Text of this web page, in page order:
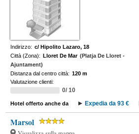
Indirizzo: c/ Hipolito Lazaro, 18
Città (Zona): Lloret De Mar (Platja De Lloret -
Ajuntament)
Distanza dal centro città: 120 m
Valutazione clienti:
0/ 10
Hotel offerto anche da Expedia da 93 €
Marsol